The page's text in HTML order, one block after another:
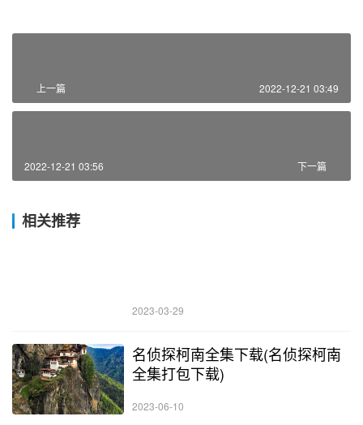
上一篇 2022-12-21 03:49
下一篇
2022-12-21 03:56
相关推荐
2023-03-29
名侦探柯南全集下载(名侦探柯南
全集打包下载)
2023-06-10